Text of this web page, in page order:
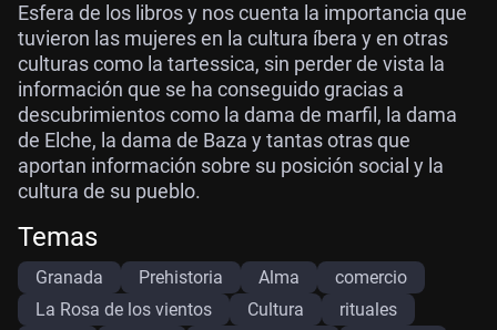
Esfera de los libros y nos cuenta la importancia que
tuvieron las mujeres en la cultura íbera y en otras
culturas como la tartessica, sin perder de vista la
información que se ha conseguido gracias a
descubrimientos como la dama de marfil, la dama
de Elche, la dama de Baza y tantas otras que
aportan información sobre su posición social y la
cultura de su pueblo.
Temas
Granada Prehistoria Alma
comercio
La Rosa de los vientos
Cultura
rituales